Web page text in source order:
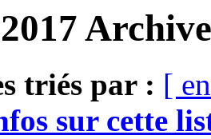
triés par : [
sur cette